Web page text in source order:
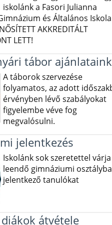
iskolánk a Fasori Julianna
és Általános
AKKREDITÁLT
LETT!
tábor ajánlataink
A táborok szervezése
folyamatos, az adott
érvényben lévő szabályokat
figyelembe véve fog
megvalósulni.
jelentkezés
Iskolánk sok szeretettel várja
leendő gimnáziumi osztályba
jelentkező tanulókat
átvétele